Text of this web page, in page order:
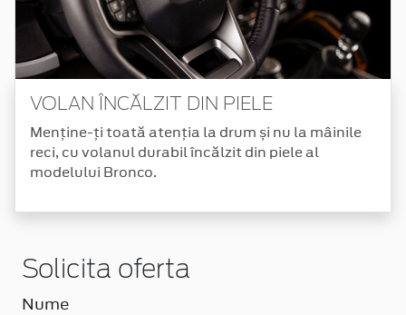
VOLAN ÎNCĂLZIT DIN PIELE
Menține-ți toată atenția la drum și nu la mâinile
reci, cu volanul durabil încălzit din piele al
modelului Bronco.
Solicita oferta
Nume